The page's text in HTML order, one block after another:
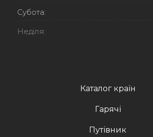
Каталог країн
Гарячі
Путівник
Субота:
Неділя: